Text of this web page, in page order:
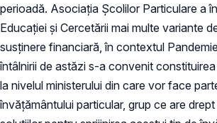
perioadă. Asociația Școlilor Particulare a
Educației și Cercetării mai multe variante
susținere financiară, în contextul
întâlnirii de astăzi s-a convenit
la nivelul ministerului din care vor face
învățământului particular, grup ce are